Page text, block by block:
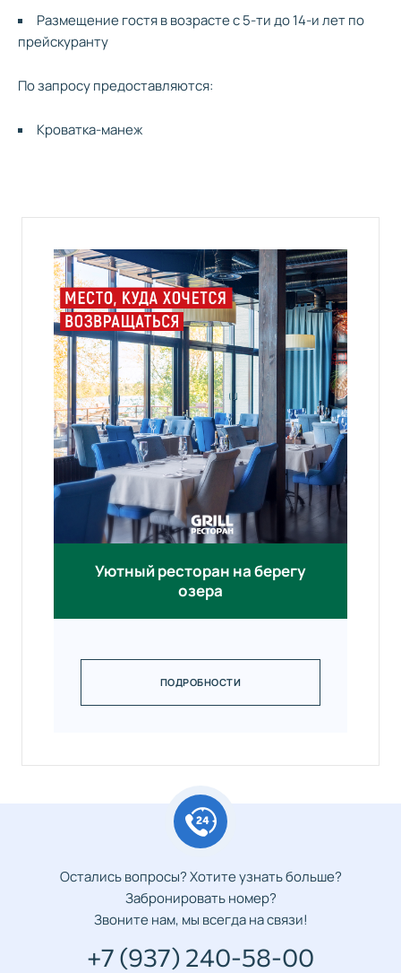
Размещение гостя в возрасте с 5-ти до 14-и лет по
прейскуранту
По запросу предоставляются:
Кроватка-манеж
Уютный ресторан на берегу
озера
ПОДРОБНОСТИ
Остались вопросы? Хотите узнать больше?
Забронировать номер?
Звоните нам, мы всегда на связи!
+7 (937) 240-58-00